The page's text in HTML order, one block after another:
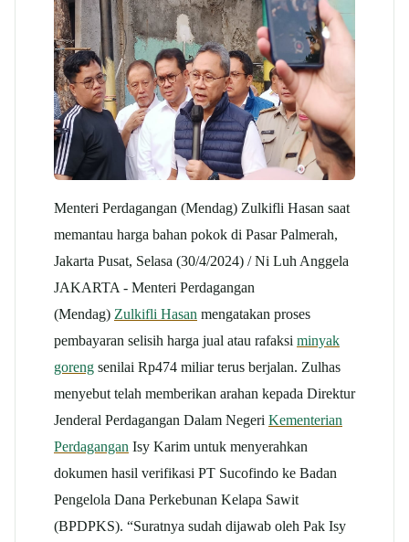
Menteri Perdagangan (Mendag) Zulkifli Hasan saat
memantau harga bahan pokok di Pasar Palmerah,
Jakarta Pusat, Selasa (30/4/2024) / Ni Luh Anggela
JAKARTA - Menteri Perdagangan
(Mendag) Zulkifli Hasan mengatakan proses
pembayaran selisih harga jual atau rafaksi minyak
goreng senilai Rp474 miliar terus berjalan. Zulhas
menyebut telah memberikan arahan kepada Direktur
Jenderal Perdagangan Dalam Negeri Kementerian
Perdagangan Isy Karim untuk menyerahkan
dokumen hasil verifikasi PT Sucofindo ke Badan
Pengelola Dana Perkebunan Kelapa Sawit
(BPDPKS). “Suratnya sudah dijawab oleh Pak Isy